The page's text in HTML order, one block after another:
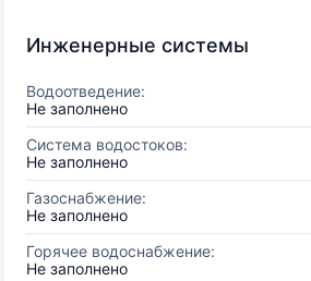
Инженерные системы
Водоотведение:
Не заполнено
Система водостоков:
Не заполнено
Газоснабжение:
Не заполнено
Горячее водоснабжение:
Не заполнено